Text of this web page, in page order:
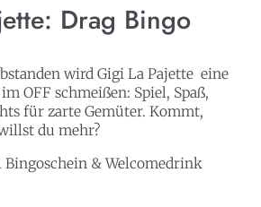
Drag Bingo
wird Gigi La Pajette eine
OFF schmeißen: Spiel, Spaß,
für zarte Gemüter. Kommt,
du mehr?
& Welcomedrink